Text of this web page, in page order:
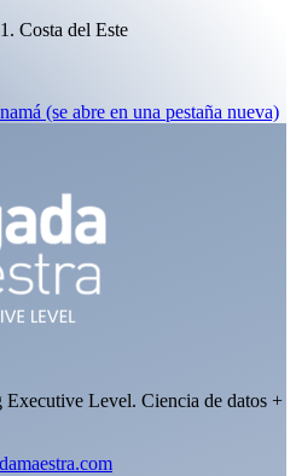
Costa del Este
(se abre en una pestaña nueva)
Level. Ciencia de datos +